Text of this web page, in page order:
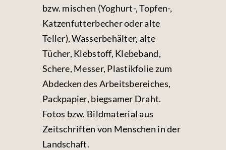
bzw. mischen (Yoghurt-, Topfen-,
Katzenfutterbecher oder alte
Teller), Wasserbehälter, alte
Tücher, Klebstoff, Klebeband,
Schere, Messer, Plastikfolie zum
Abdecken des Arbeitsbereiches,
Packpapier, biegsamer Draht.
Fotos bzw. Bildmaterial aus
Zeitschriften von Menschen in der
Landschaft.